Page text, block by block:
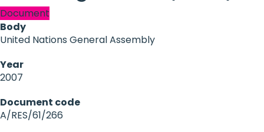
Document
Body
United Nations General Assembly
Year
2007
Document code
A/RES/61/266